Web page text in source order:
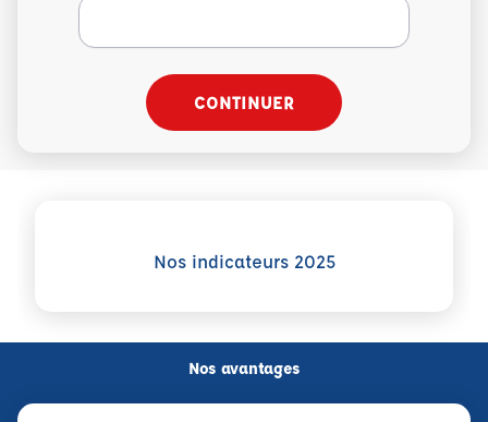
CONTINUER
Nos indicateurs 2025
Nos avantages